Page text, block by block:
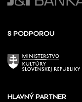
S PODPOROU
HLAVNÝ PARTNER